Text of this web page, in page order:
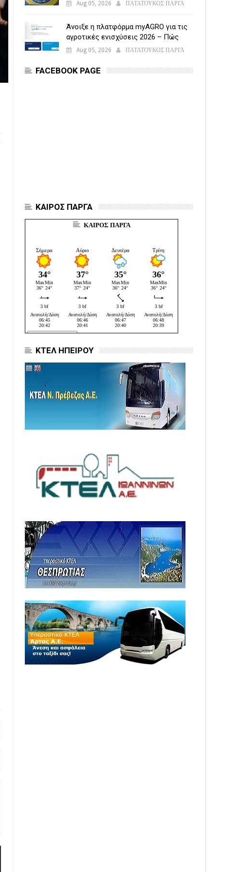
Aug 05, 2026 ΠΑΤΑΤΟΥΚΟΣ ΠΑΡΓΑ
Άνοιξε η πλατφόρμα myAGRO για τις
αγροτικές ενισχύσεις 2026 – Πώς
υποβάλλεται η Ενιαία Αίτηση
Aug 05, 2026 ΠΑΤΑΤΟΥΚΟΣ ΠΑΡΓΑ
FACEBOOK PAGE
ΚΑΙΡΟΣ ΠΑΡΓΑ
ΚΑΙΡΟΣ ΠΑΡΓΑ
ΚΤΕΛ ΗΠΕΙΡΟΥ